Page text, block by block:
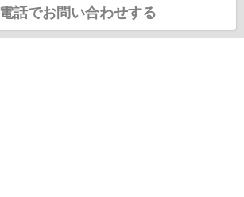
電話でお問い合わせする